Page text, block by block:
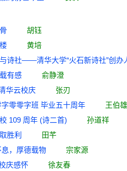
风骨 胡钰
白楼 黄培
与诗社——清华大学“火石新诗社”
载有感 俞静澄
清华云校庆 张刃
字零零字班 毕业五十周年 王伯雄
校 109 周年 (诗二首) 孙道祥
取胜利
田芊
息，厚德载物 宗家源
校庆感怀 徐友春